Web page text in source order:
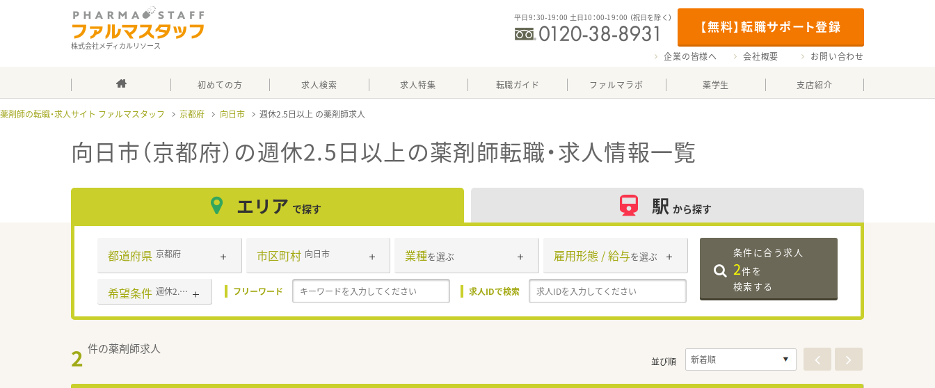
株式会社メディカルリソース
【無料】転職サポート登録
平日9：30-19：00 土日10：00-19：00 （祝日を除く）
企業の皆様へ 会社概要 お問い合わせ
初めての方 求人検索 求人特集 転職ガイド ファルマラボ 薬学生 支店紹介
薬剤師の転職・求人サイト ファルマスタッフ 京都府 向日市 週休2.5日以上
向日市（京都府）の週休2.5日以上の薬剤師転職・求人情報一覧
エリア で探す 駅 から探す
都道府県 京都府 市区町村 向日市 業種を選ぶ 雇用形態 / 給与を選ぶ
希望条件 週休2.5日以上 フリーワード 求人IDで検索
条件に合う求人
2件を
検索する
2 件の薬剤師求人
並び順